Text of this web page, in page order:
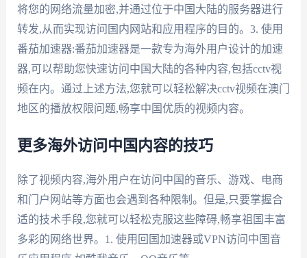
将您的网络流量加密,并通过位于中国大陆的服务器进行
转发,从而实现访问国内网站和应用程序的目的。3. 使用
番茄加速器:番茄加速器是一款专为海外用户设计的加速
器,可以帮助您快速访问中国大陆的各种内容,包括cctv视
频在内。通过上述方法,您就可以轻松解决cctv视频在澳门
地区的播放权限问题,畅享中国优质的视频内容。
更多海外访问中国内容的技巧
除了视频内容,海外用户在访问中国的音乐、游戏、电商
和门户网站等方面也会遇到各种限制。但是,只要掌握合
适的技术手段,您就可以轻松克服这些障碍,畅享祖国丰富
多彩的网络世界。1. 使用回国加速器或VPN访问中国音